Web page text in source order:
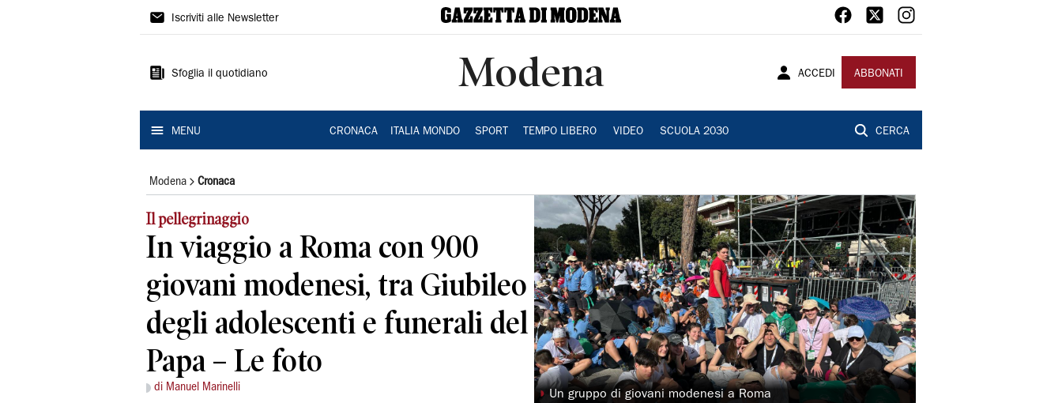
Gazzetta
Modena
Iscriviti alle Newsletter
Sfoglia il quotidiano Modena ACCEDI ABBONATI
MENU CRONACA ITALIA MONDO SPORT TEMPO LIBERO VIDEO SCUOLA 2030 CERCA
Modena Cronaca
Il pellegrinaggio
In viaggio a Roma con 900
giovani modenesi, tra Giubileo
degli adolescenti e funerali del
Papa – Le foto
di Manuel Marinelli
◗ Un gruppo di giovani modenesi a Roma